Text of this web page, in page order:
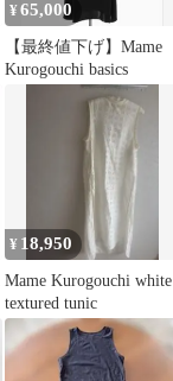
¥65,000
【最終値下げ】Mame
Kurogouchi basics
¥ 18,950
Mame Kurogouchi white
textured tunic